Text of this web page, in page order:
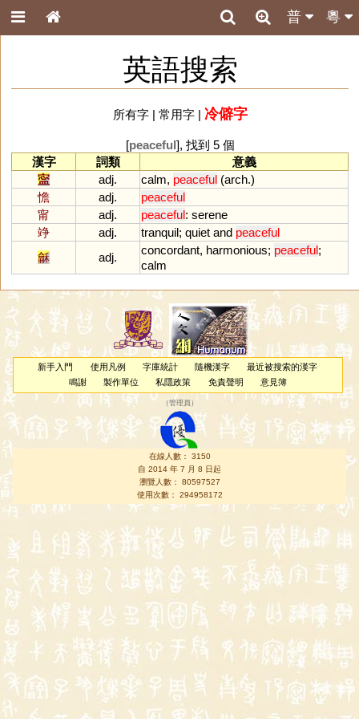
粵
普
英語搜索
所有字| 常用字| 冷僻字
[peaceful], 找到 5 個
漢字
詞類
意義
寍
adj. calm, peaceful (arch.)
憺
adj.
peaceful
甯
adj. peaceful: serene
竫
adj. tranquil; quiet and peaceful
龢
adj.
concordant, harmonious; peaceful;
calm
新手入門 使用凡例 字庫統計 隨機漢字
最近被搜索的漢字
鳴謝
製作單位 私隱政策 免責聲明 意見簿
（管理員 ）
在線人數： 3150
自 2014 年 7 月 8 日起
瀏覽人數： 80597527
使用次數： 294958172